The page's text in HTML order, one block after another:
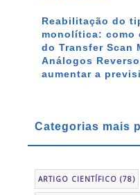
Reabilitação do
monolítica:
do Transfer Scan
Análogos
aumentar a
Categorias mais
ARTIGO CIENTÍFICO (78)